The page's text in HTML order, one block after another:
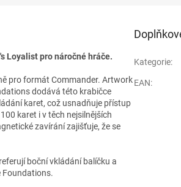
Loyalist pro náročné hráče.
pro formát Commander. Artwork
dodává této krabičce
karet, což usnadňuje přístup
karet i v těch nejsilnějších
zavírání zajišťuje, že se
boční vkládání balíčku a
Foundations.
Kategorie:
EAN: